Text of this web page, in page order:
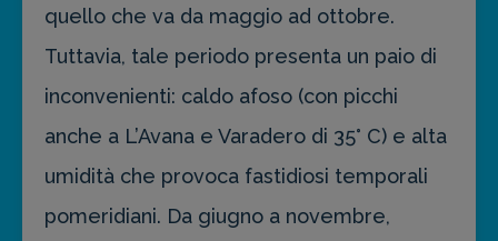
quello che va da maggio ad ottobre.
Tuttavia, tale periodo presenta un paio di
inconvenienti: caldo afoso (con picchi
anche a L’Avana e Varadero di 35° C) e alta
umidità che provoca fastidiosi temporali
pomeridiani. Da giugno a novembre,